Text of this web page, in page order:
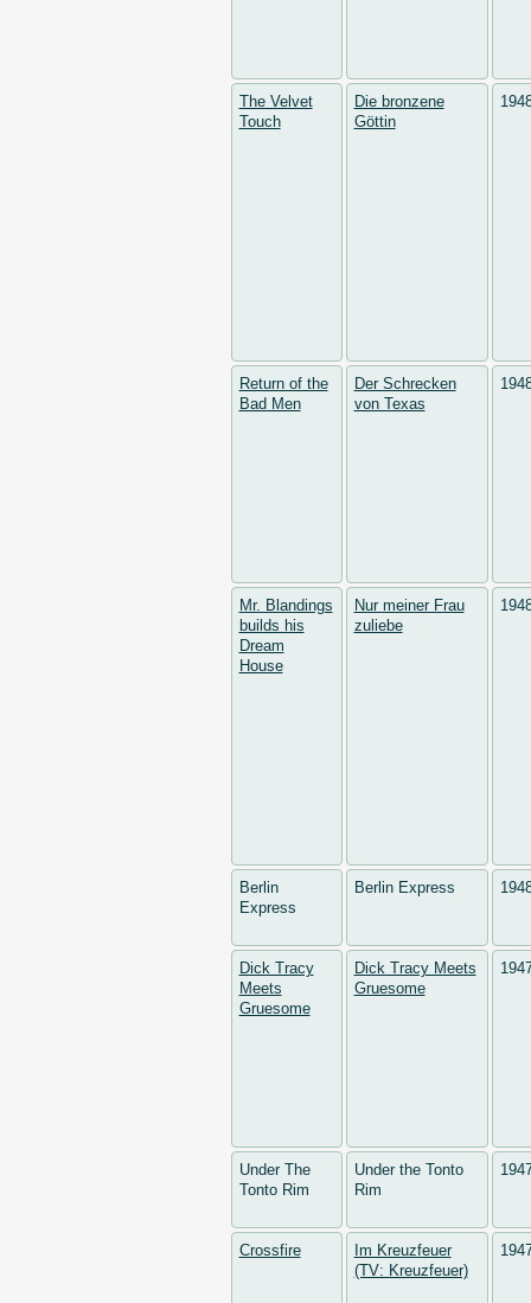
The Velvet
Touch
Die bronzene
Göttin
Return of the
Bad Men
Der Schrecken
von Texas
Mr. Blandings
builds his
Dream
House
Nur meiner Frau
zuliebe
Berlin
Express
Berlin Express
Dick Tracy
Meets
Gruesome
Dick Tracy Meets
Gruesome
Under The
Tonto Rim
Under the Tonto
Rim
Crossfire
Im Kreuzfeuer
(TV: Kreuzfeuer)